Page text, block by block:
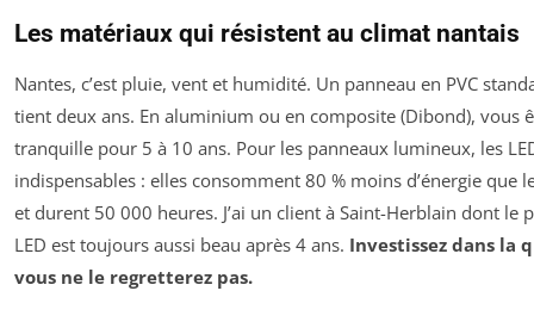
Les matériaux qui résistent au climat nantais
Nantes, c’est pluie, vent et humidité. Un panneau en PVC
tient deux ans. En aluminium ou en composite (Dibond), vous
tranquille pour 5 à 10 ans. Pour les panneaux lumineux, les
indispensables : elles consomment 80 % moins d’énergie que
et durent 50 000 heures. J’ai un client à Saint-Herblain dont le
LED est toujours aussi beau après 4 ans. Investissez dans la
vous ne le regretterez pas.